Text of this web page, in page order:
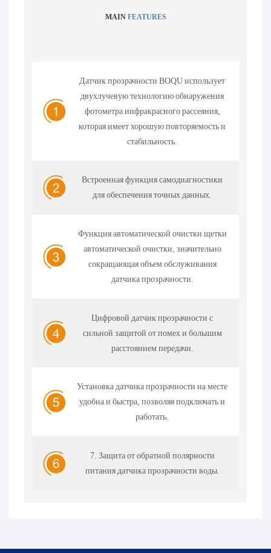
MAIN FEATURES
Датчик прозрачности BOQU использует
двухлучевую технологию обнаружения
фотометра инфракрасного рассеяния,
которая имеет хорошую повторяемость и
стабильность.
Встроенная функция самодиагностики
для обеспечения точных данных.
Функция автоматической очистки щетки
автоматической очистки, значительно
сокращающая объем обслуживания
датчика прозрачности.
Цифровой датчик прозрачности с
сильной защитой от помех и большим
расстоянием передачи.
Установка датчика прозрачности на месте
удобна и быстра, позволяя подключать и
работать.
7. Защита от обратной полярности
питания датчика прозрачности воды.